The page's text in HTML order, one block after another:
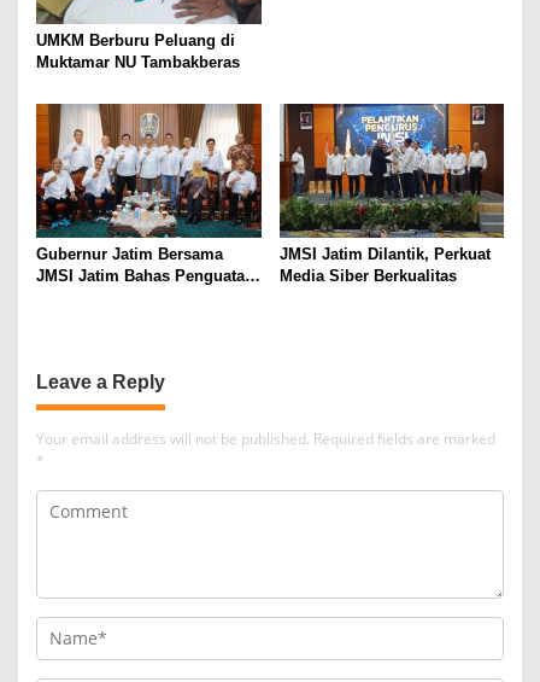
UMKM Berburu Peluang di
Muktamar NU Tambakberas
Gubernur Jatim Bersama
JMSI Jatim Bahas Penguatan
JMSI Jatim Dilantik, Perkuat
Media Siber Berkualitas
Leave a Reply
Your email address will not be published. Required fields are marked
*